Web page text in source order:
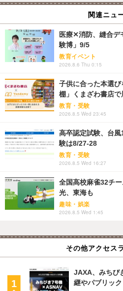
関連ニュ
医療✕消防、縫合デ
験博」9/5
教育イベント
2026.8.6 Thu 0:15
子供に合った本選
棚」くまざわ書店で
教育・受験
2026.8.5 Wed 23:45
高卒認定試験、台
験は8/27-28
教育・受験
2026.8.5 Wed 16:27
全国高校麻雀32チ
光、東海も
趣味・娯楽
2026.8.5 Wed 1:45
その他アクセス
JAXA、みち
継やパブリッ